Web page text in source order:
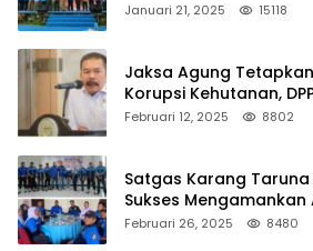
Januari 21, 2025 15118
Jaksa Agung
Korupsi Kehutanan,
Pengusutan Pajak RAPP
Februari 12, 2025 8802
Satgas Karang
Sukses
VII Karang Taruna
Februari 26, 2025 8480